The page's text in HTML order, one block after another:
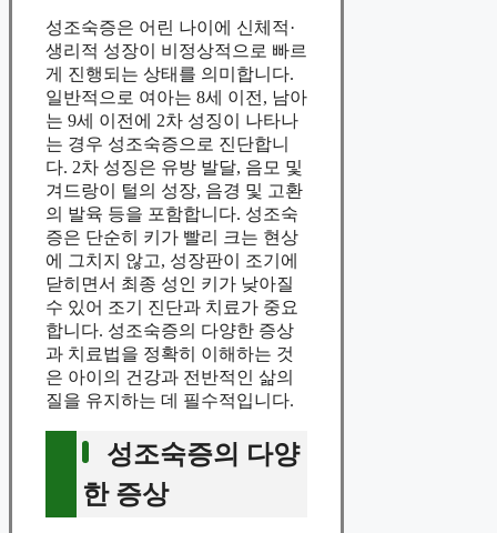
성조숙증은 어린 나이에 신체적·
생리적 성장이 비정상적으로 빠르
게 진행되는 상태를 의미합니다.
일반적으로 여아는 8세 이전, 남아
는 9세 이전에 2차 성징이 나타나
는 경우 성조숙증으로 진단합니
다. 2차 성징은 유방 발달, 음모 및
겨드랑이 털의 성장, 음경 및 고환
의 발육 등을 포함합니다. 성조숙
증은 단순히 키가 빨리 크는 현상
에 그치지 않고, 성장판이 조기에
닫히면서 최종 성인 키가 낮아질
수 있어 조기 진단과 치료가 중요
합니다. 성조숙증의 다양한 증상
과 치료법을 정확히 이해하는 것
은 아이의 건강과 전반적인 삶의
질을 유지하는 데 필수적입니다.
성조숙증의 다양
한 증상